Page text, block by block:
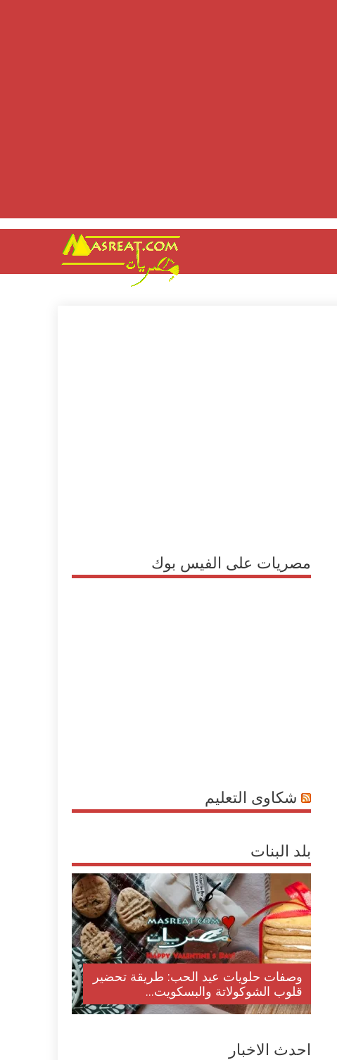
مصريات على الفيس بوك
شكاوى التعليم
بلد البنات
وصفات حلويات عيد الحب: طريقة تحضير
قلوب الشوكولاتة والبسكويت...
احدث الاخبار